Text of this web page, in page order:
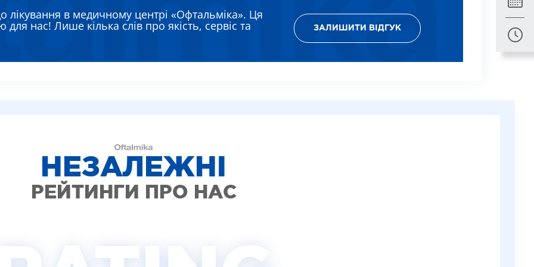
ЛАРИСА ВАСИЛІВНА
МИХАЙЛО ІВАНОВИЧ
НАТАЛІЯ МИКОЛАЇВНА
лікування в медичному центрі «Офтальміка». Ця
нас! Лише кілька слів про якість, сервіс та ЗАЛИШИТИ ВІДГУК
НЕЗАЛЕЖНІ
РЕЙТИНГИ ПРО НАС